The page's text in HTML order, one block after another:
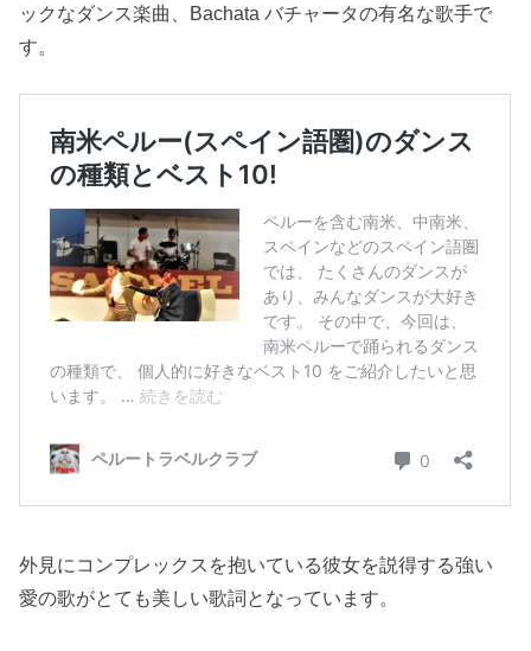
ックなダンス楽曲、Bachata バチャータの有名な歌手で
す。
外見にコンプレックスを抱いている彼女を説得する強い
愛の歌がとても美しい歌詞となっています。